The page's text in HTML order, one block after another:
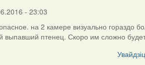
- 23:03
на 2 камере визуально гораздо
выпавший птенец. Скоро им сложно